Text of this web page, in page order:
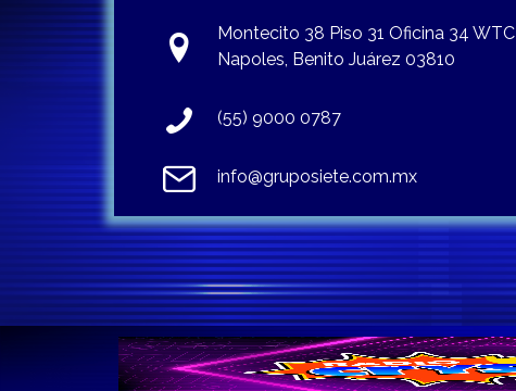
Montecito 38 Piso 31 Oficina 34 WTC
Napoles, Benito Juárez 03810
(55) 9000 0787
info@gruposiete.com.mx